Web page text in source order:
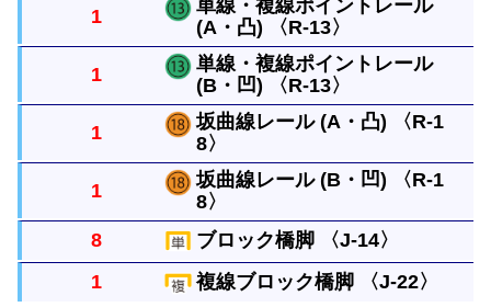
ルは曲線レール１本と同じ長さです。
直線レールから分かれるレールです。曲がったレー
ルは曲線レール１本と同じ長さです。
1
単線・複線ポイントレール
(A・凸) 〈R-13〉
１本のレールから複線レールに分けるレールです。
1
単線・複線ポイントレール
(B・凹) 〈R-13〉
１本のレールから複線レールに分けるレールです。
1
坂曲線レール (A・凸) 〈R-1
8〉
曲線レールと同じ長さで１本ずつ坂を作るレールで
す。ブロック橋脚１個の高さに上げるには４本必要
です。
1
坂曲線レール (B・凹) 〈R-1
8〉
曲線レールと同じ長さで１本ずつ坂を作るレールで
す。ブロック橋脚１個の高さに上げるには４本必要
8 ブロック橋脚 〈J-14〉
1 複線ブロック橋脚 〈J-22〉